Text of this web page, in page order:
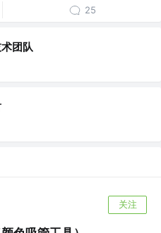
25
团队
关注